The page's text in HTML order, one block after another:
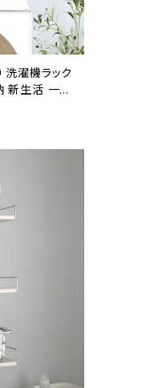
洗濯機ラック
新生活 一人